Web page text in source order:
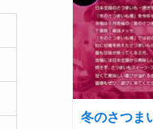
冬のさつま